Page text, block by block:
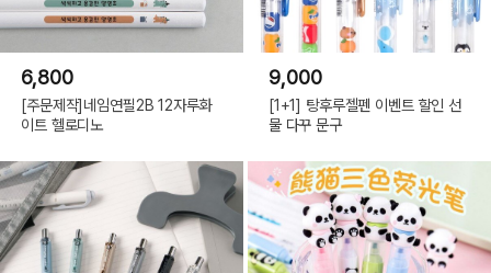
6,800
[주문제작]네임연필2B 12자루화
이트 헬로디노
9,000
[1+1] 탕후루젤펜 이벤트 할인 선
물 다꾸 문구